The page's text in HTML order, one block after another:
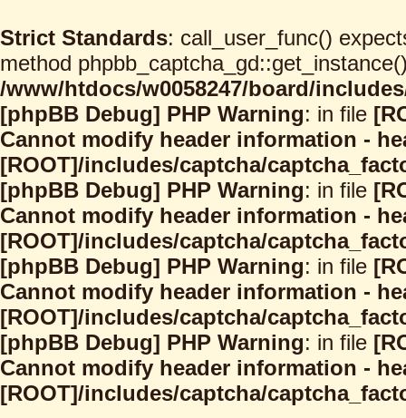
Strict Standards: call_user_func()
method
/www/htdocs/w0058247/board/
[phpBB Debug] PHP Warning: in file
Cannot modify header information -
[ROOT]/includes/captcha/
[phpBB Debug] PHP Warning: in file
Cannot modify header information -
[ROOT]/includes/captcha/
[phpBB Debug] PHP Warning: in file
Cannot modify header information -
[ROOT]/includes/captcha/
[phpBB Debug] PHP Warning: in file
Cannot modify header information -
[ROOT]/includes/captcha/